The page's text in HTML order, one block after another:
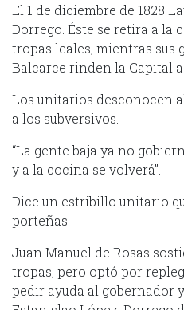
El 1 de diciembre de 1828
Dorrego. Éste se retira a la
tropas leales, mientras sus
Balcarce rinden la Capital
Los unitarios desconocen
a los subversivos.
“La gente baja ya no
y a la cocina se volverá”.
Dice un estribillo unitario
porteñas.
Juan Manuel de Rosas
tropas, pero optó por
pedir ayuda al gobernador